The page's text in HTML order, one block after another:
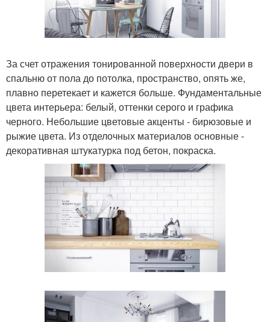
За счет отражения тонированной поверхности двери в
спальню от пола до потолка, пространство, опять же,
плавно перетекает и кажется больше. Фундаментальные
цвета интерьера: белый, оттенки серого и графика
черного. Небольшие цветовые акценты - бирюзовые и
рыжие цвета. Из отделочных материалов основные -
декоративная штукатурка под бетон, покраска.